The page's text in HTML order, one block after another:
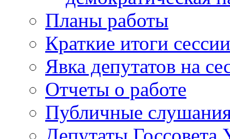
Планы работы
Краткие итоги сессии
Явка депутатов на
Отчеты о работе
Публичные